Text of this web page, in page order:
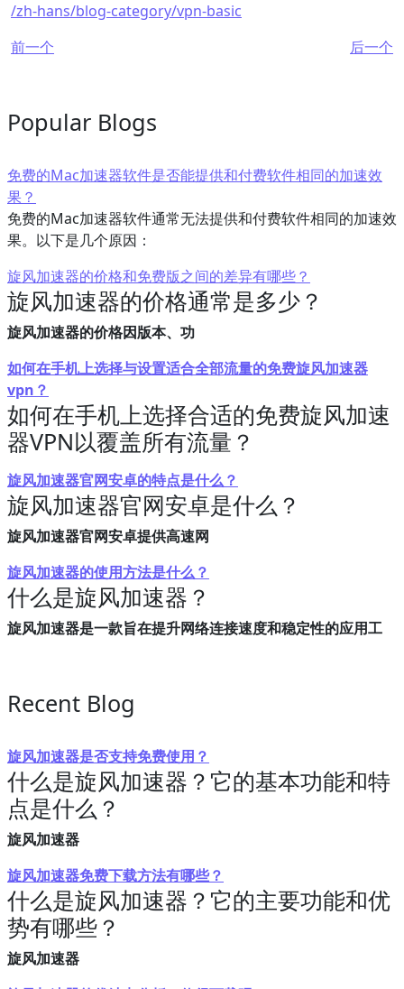
/zh-hans/blog-category/vpn-basic
前一个
后一个
Popular Blogs
免费的Mac加速器软件是否能提供和付费软件相同的加速效
果？
免费的Mac加速器软件通常无法提供和付费软件相同的加速效
果。以下是几个原因：
旋风加速器的价格和免费版之间的差异有哪些？
旋风加速器的价格通常是多少？
旋风加速器的价格因版本、功
如何在手机上选择与设置适合全部流量的免费旋风加速器
vpn？
如何在手机上选择合适的免费旋风加速
器VPN以覆盖所有流量？
旋风加速器官网安卓的特点是什么？
旋风加速器官网安卓是什么？
旋风加速器官网安卓提供高速网
旋风加速器的使用方法是什么？
什么是旋风加速器？
旋风加速器是一款旨在提升网络连接速度和稳定性的应用工
Recent Blog
旋风加速器是否支持免费使用？
什么是旋风加速器？它的基本功能和特
点是什么？
旋风加速器
旋风加速器免费下载方法有哪些？
什么是旋风加速器？它的主要功能和优
势有哪些？
旋风加速器